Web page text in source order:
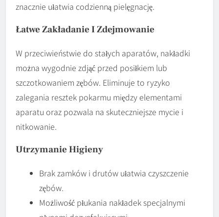
znacznie ułatwia codzienną pielęgnację.
Łatwe Zakładanie I Zdejmowanie
W przeciwieństwie do stałych aparatów, nakładki
można wygodnie zdjąć przed posiłkiem lub
szczotkowaniem zębów. Eliminuje to ryzyko
zalegania resztek pokarmu między elementami
aparatu oraz pozwala na skuteczniejsze mycie i
nitkowanie.
Utrzymanie Higieny
Brak zamków i drutów ułatwia czyszczenie
zębów.
Możliwość płukania nakładek specjalnymi